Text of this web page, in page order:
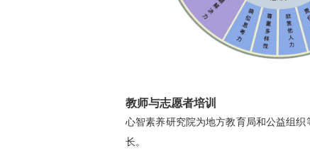
教师与志愿者培训
心智素养研究院为地方教育局和公益组
长。